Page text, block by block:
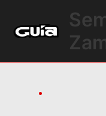
contenido